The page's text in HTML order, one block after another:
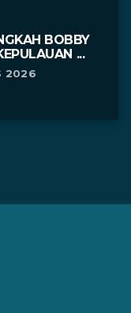
BOBBY
...
2026